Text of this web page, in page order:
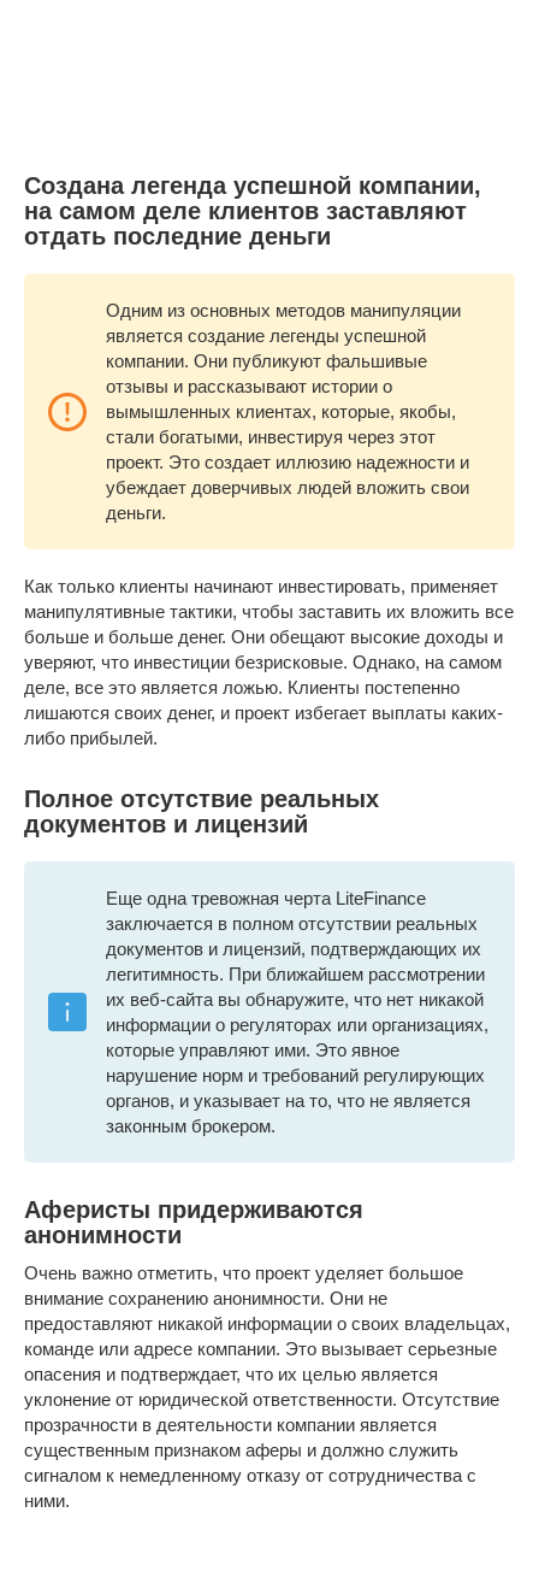
Создана легенда успешной компании,
на самом деле клиентов заставляют
отдать последние деньги
Одним из основных методов манипуляции
является создание легенды успешной
компании. Они публикуют фальшивые
отзывы и рассказывают истории о
вымышленных клиентах, которые, якобы,
стали богатыми, инвестируя через этот
проект. Это создает иллюзию надежности и
убеждает доверчивых людей вложить свои
деньги.
Как только клиенты начинают инвестировать, применяет
манипулятивные тактики, чтобы заставить их вложить все
больше и больше денег. Они обещают высокие доходы и
уверяют, что инвестиции безрисковые. Однако, на самом
деле, все это является ложью. Клиенты постепенно
лишаются своих денег, и проект избегает выплаты каких-
либо прибылей.
Полное отсутствие реальных
документов и лицензий
Еще одна тревожная черта LiteFinance
заключается в полном отсутствии реальных
документов и лицензий, подтверждающих их
легитимность. При ближайшем рассмотрении
их веб-сайта вы обнаружите, что нет никакой
информации о регуляторах или организациях,
которые управляют ими. Это явное
нарушение норм и требований регулирующих
органов, и указывает на то, что не является
законным брокером.
Аферисты придерживаются
анонимности
Очень важно отметить, что проект уделяет большое
внимание сохранению анонимности. Они не
предоставляют никакой информации о своих владельцах,
команде или адресе компании. Это вызывает серьезные
опасения и подтверждает, что их целью является
уклонение от юридической ответственности. Отсутствие
прозрачности в деятельности компании является
существенным признаком аферы и должно служить
сигналом к немедленному отказу от сотрудничества с
ними.